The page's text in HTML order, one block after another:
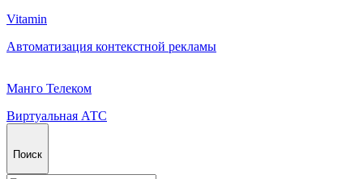
Vitamin
Автоматизация контекстной рекламы
Манго Телеком
Виртуальная АТС
Поиск